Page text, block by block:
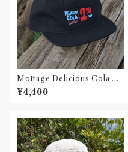
Mottage Delicious Cola キ
ャンバス 5パネルキャップ
¥4,400